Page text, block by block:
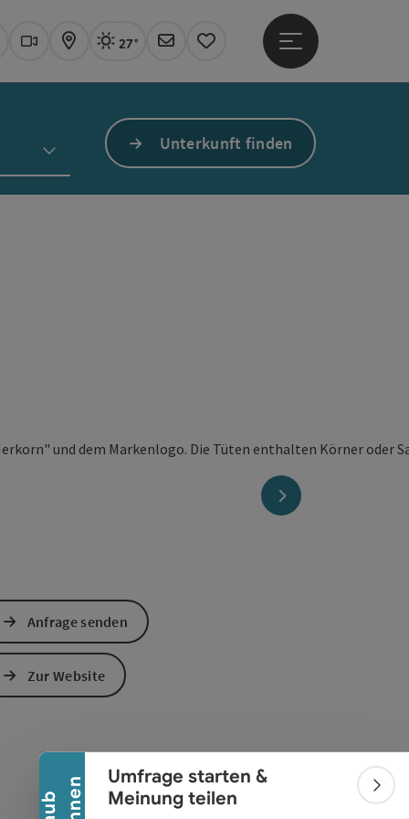
Banner einklappen
Umfrage starten &
Meinung teilen
Webcams
KarteAktuelles Wetter Linz, sonnig
27°
Newsletter
Merkzettel
Hauptmenü öffnen
Unterkunft finden
nächstes Element
Anfrage senden
Zur Website